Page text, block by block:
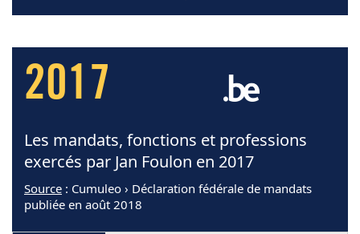
2017
Les mandats, fonctions et professions
exercés par Jan Foulon en 2017
Source : Cumuleo › Déclaration fédérale de mandats
publiée en août 2018